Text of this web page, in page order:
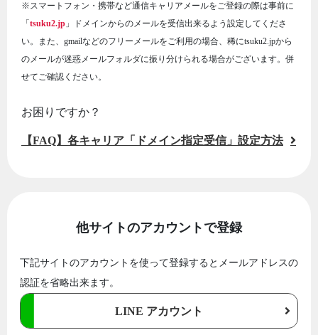
※スマートフォン・携帯など通信キャリアメールをご登録の際は事前に
「 tsuku2.jp 」ドメインからのメールを受信出来るよう設定してくださ
い。また、gmailなどのフリーメールをご利用の場合、稀にtsuku2.jpから
のメールが迷惑メールフォルダに振り分けられる場合がございます。併
せてご確認ください。
お困りですか？
【FAQ】各キャリア「ドメイン指定受信」設定方法
他サイトのアカウントで登録
下記サイトのアカウントを使って登録するとメールアドレスの
認証を省略出来ます。
LINE アカウント